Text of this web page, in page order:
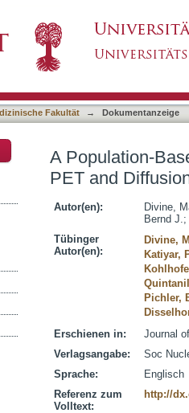
Tissue Classes
Fakultät → Dokumentanzeige
A Population-
PET and
Autor(en):
Divine,
Bernd J.;
Tübinger
Autor(en):
Divine,
Katiyar,
Pichler,
Erschienen in:
Journal
Verlagsangabe:
Soc
Sprache:
Englisch
Referenz zum
Volltext:
http://